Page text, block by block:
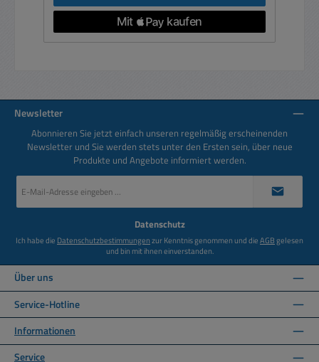
Newsletter
Abonnieren Sie jetzt einfach unseren regelmäßig erscheinenden
Newsletter und Sie werden stets unter den Ersten sein, über neue
Produkte und Angebote informiert werden.
Mail-
Datenschutz
Ich habe die Datenschutzbestimmungenzur Kenntnis genommen und dieAGBgelesen
und bin mit ihnen einverstanden.
Über uns
Service-Hotline
Informationen
Service